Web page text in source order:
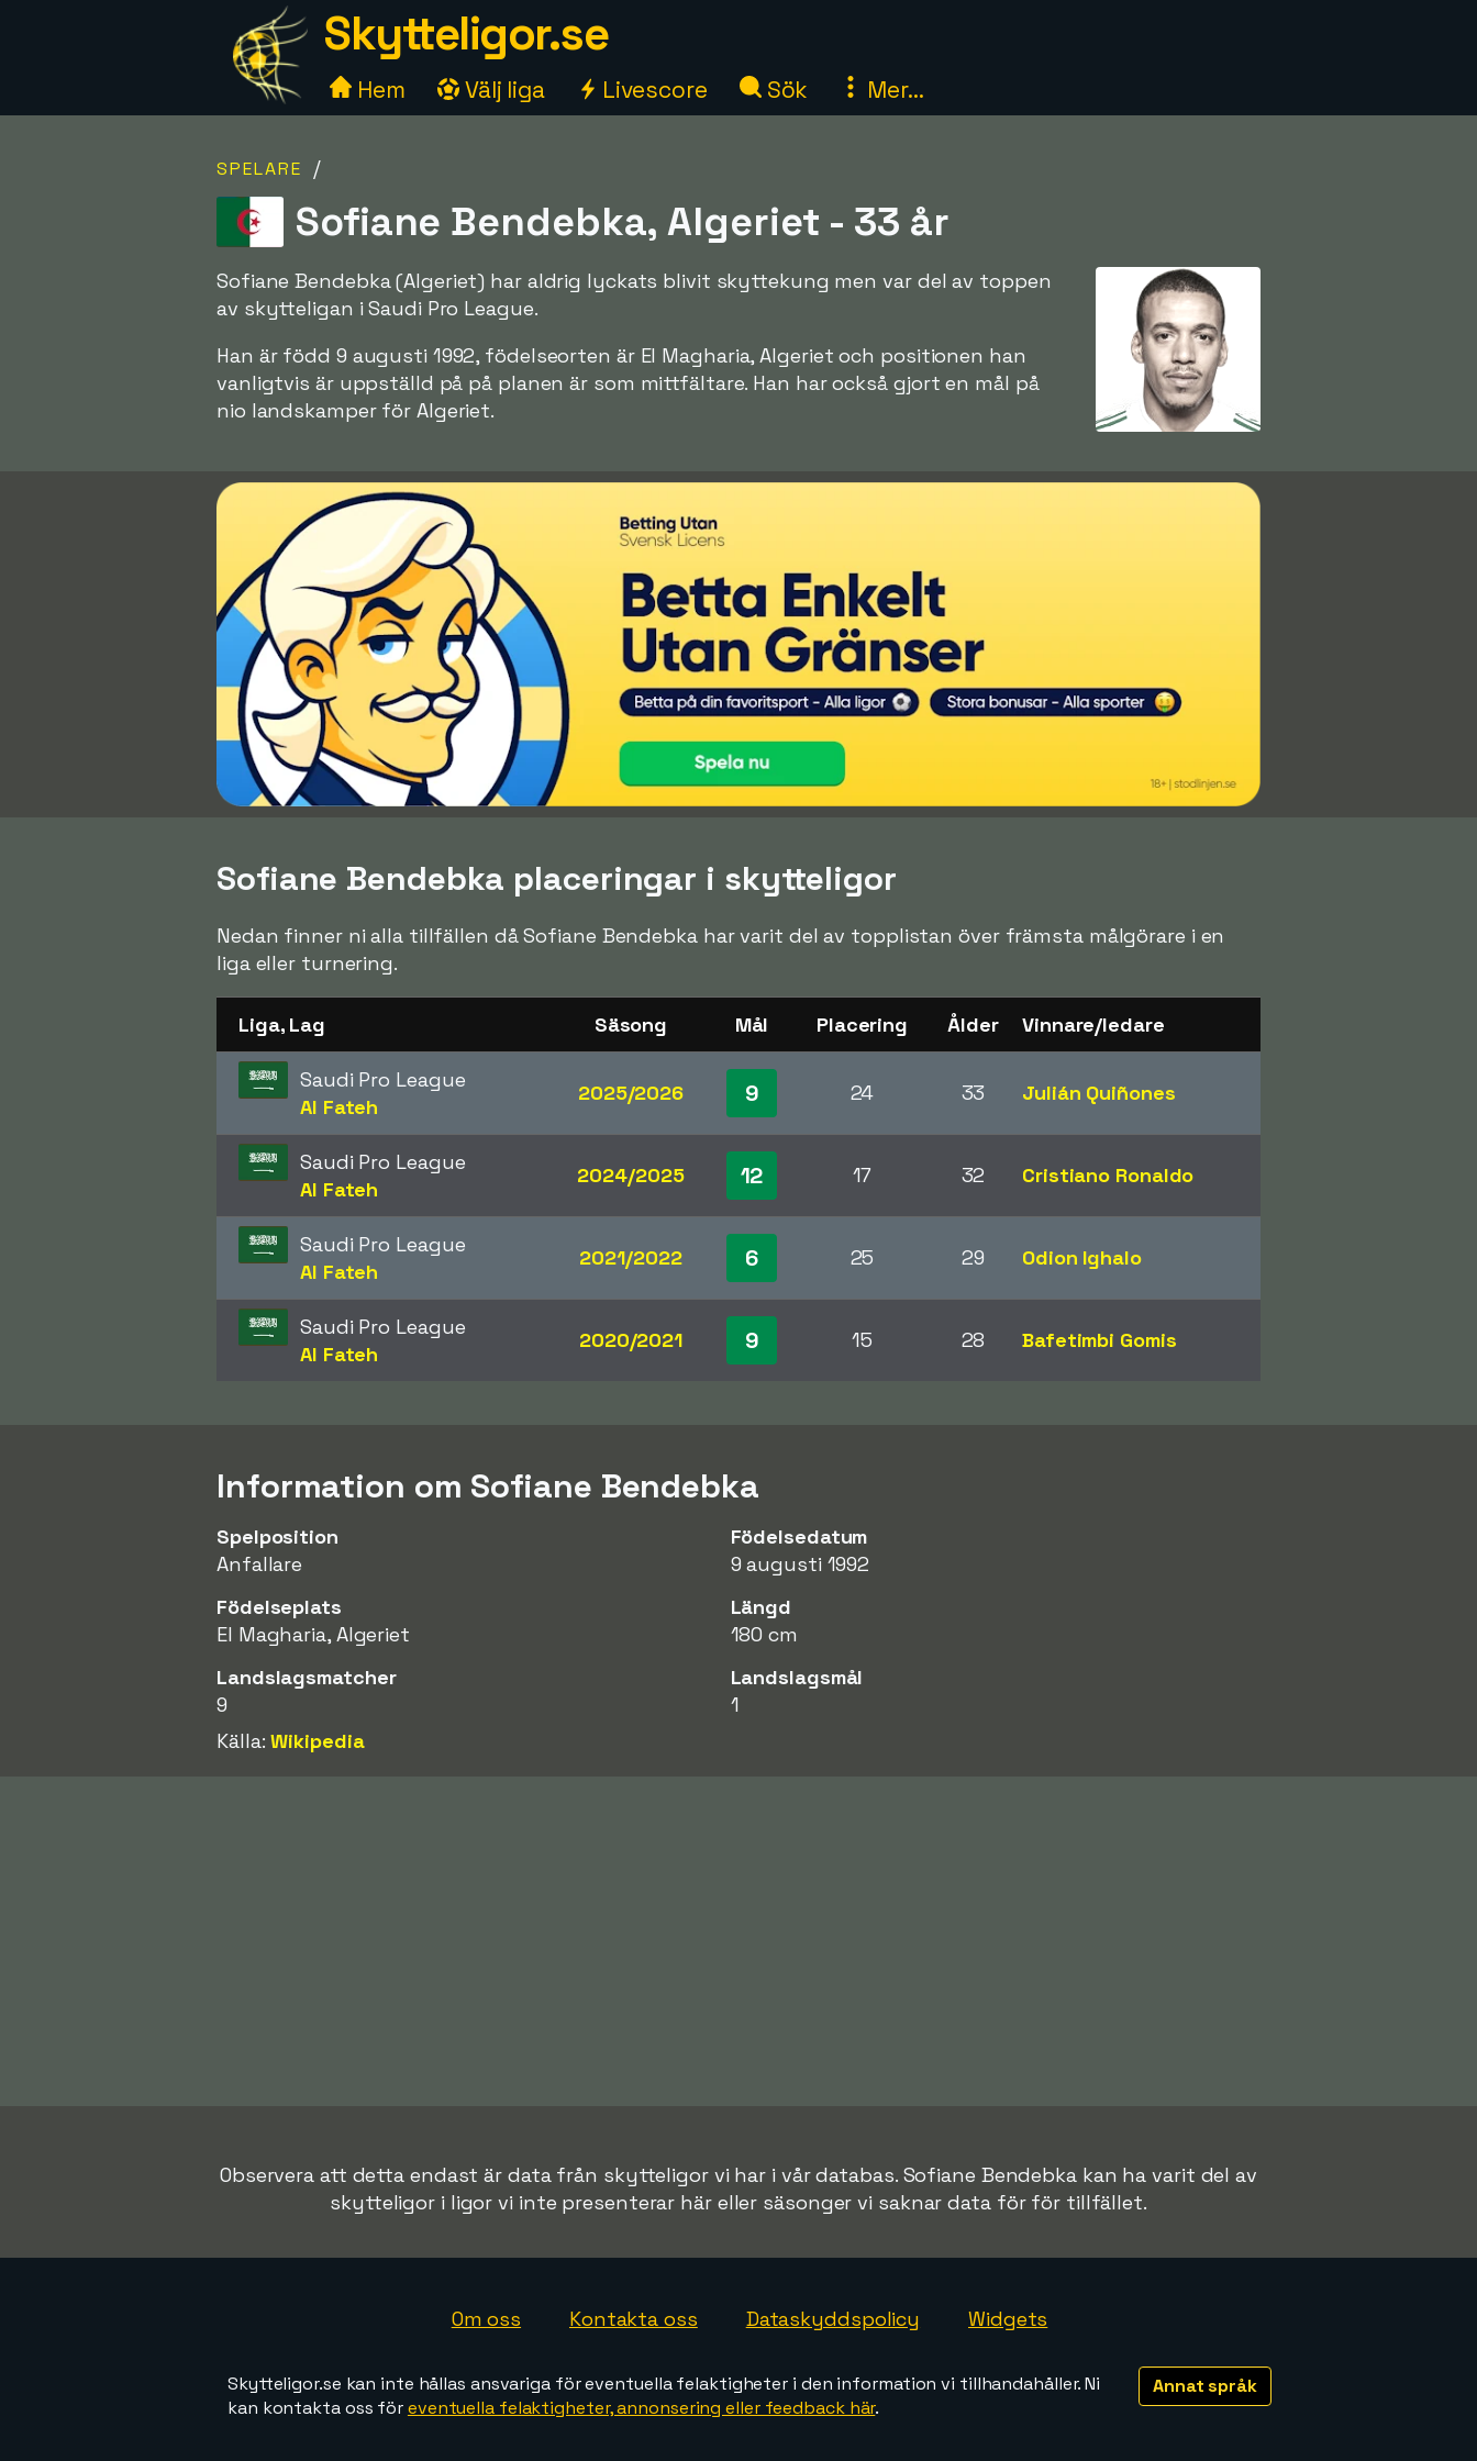
Skytteligor.se
Hem Välj liga Livescore Sök Mer...
SPELARE /
Sofiane Bendebka, Algeriet - 33 år
Sofiane Bendebka (Algeriet) har aldrig lyckats blivit skyttekung men var del av toppen
av skytteligan i Saudi Pro League.
Han är född 9 augusti 1992, födelseorten är El Magharia, Algeriet och positionen han
vanligtvis är uppställd på på planen är som mittfältare. Han har också gjort en mål på
nio landskamper för Algeriet.
Sofiane Bendebka placeringar i skytteligor
Nedan finner ni alla tillfällen då Sofiane Bendebka har varit del av topplistan över främsta målgörare i en
liga eller turnering.
Liga, Lag Säsong Mål Placering Ålder Vinnare/ledare
Saudi Pro League
Al Fateh
2025/2026 9 24 33 Julián Quiñones
Saudi Pro League
Al Fateh
2024/2025 12 17 32 Cristiano Ronaldo
Saudi Pro League
Al Fateh
2021/2022 6 25 29 Odion Ighalo
Saudi Pro League
Al Fateh
2020/2021 9 15 28 Bafetimbi Gomis
Information om Sofiane Bendebka
Spelposition
Anfallare
Födelsedatum
9 augusti 1992
Födelseplats
El Magharia, Algeriet
Längd
180 cm
Landslagsmatcher
9
Landslagsmål
1
Källa:Wikipedia
Observera att detta endast är data från skytteligor vi har i vår databas. Sofiane Bendebka kan ha varit del av
skytteligor i ligor vi inte presenterar här eller säsonger vi saknar data för för tillfället.
Om oss Kontakta oss Dataskyddspolicy Widgets
Annat språk
Skytteligor.se kan inte hållas ansvariga för eventuella felaktigheter i den information vi tillhandahåller. Ni
kan kontakta oss föreventuella felaktigheter, annonsering eller feedback här.